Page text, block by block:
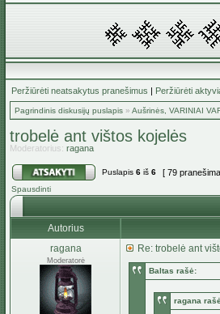
Peržiūrėti neatsakytus pranešimus | Peržiūrėti
Pagrindinis diskusijų puslapis » Aušrinės, VARINIAI
trobelė ant vištos kojelės
Moderatorius: ragana
Puslapis 6 iš 6 [ 79
Spausdinti
Autorius
ragana
Moderatorė
Re: trobelė ant
Baltas rašė:
ragana